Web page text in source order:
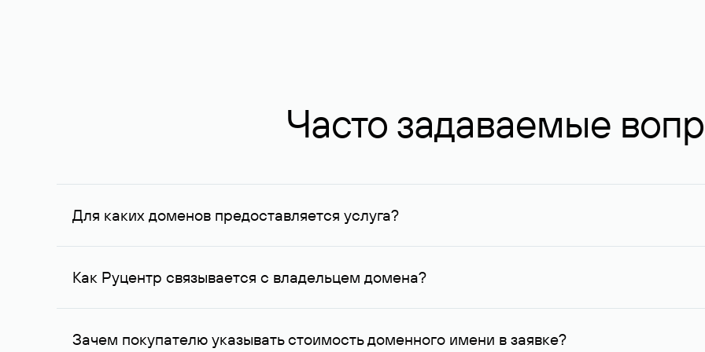
Часто задаваемые
Для каких доменов предоставляется услуга?
Услуга доступна для доменов, зарегистрированных в Руцентре и у других регистраторов. Для доменов,
Как Руцентр связывается с владельцем домена?
Для связи с владельцем домена используются его контактные данные, доступные Руцентру.
Зачем покупателю указывать стоимость доменного имени в заявке?